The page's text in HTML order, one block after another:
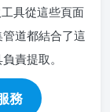
具從這些頁面
道都結合了這
責提取。
務